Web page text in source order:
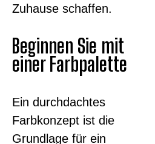
Zuhause schaffen.
Beginnen Sie mit
einer Farbpalette
Ein durchdachtes
Farbkonzept ist die
Grundlage für ein